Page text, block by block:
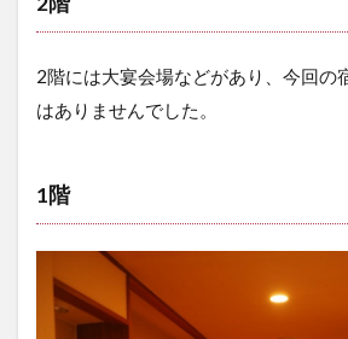
2階には大宴会場などがあり、今回の
はありませんでした。
1階